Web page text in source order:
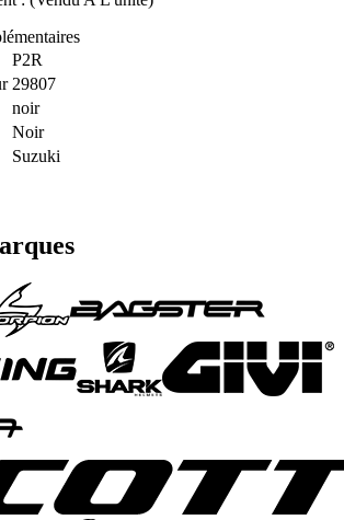
P2R
29807
noir
Noir
Suzuki